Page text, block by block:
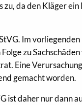
zu, da den Kläger
Im
zu
Eine
gemacht worden.
ist daher nur dann